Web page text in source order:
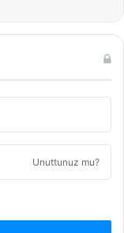
Unuttunuz mu?